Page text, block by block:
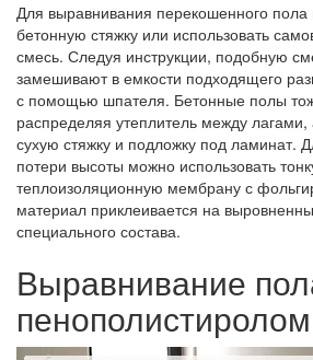
Для выравнивания перекошенного
бетонную стяжку или использовать
смесь. Следуя инструкции, подобную
замешивают в емкости подходящего
с помощью шпателя. Бетонные полы
распределяя утеплитель между лагами,
сухую стяжку и подложку под ламинат.
потери высоты можно использовать
теплоизоляционную мембрану с
материал приклеивается на
специального состава.
Выравнивание
пенополистиролом